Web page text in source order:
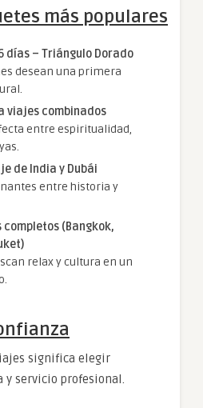
más populares
días – Triángulo Dorado
desean una primera
viajes combinados
entre espiritualidad,
de India y Dubái
entre historia y
(Bangkok,
relax y cultura en un
significa elegir
y servicio profesional.